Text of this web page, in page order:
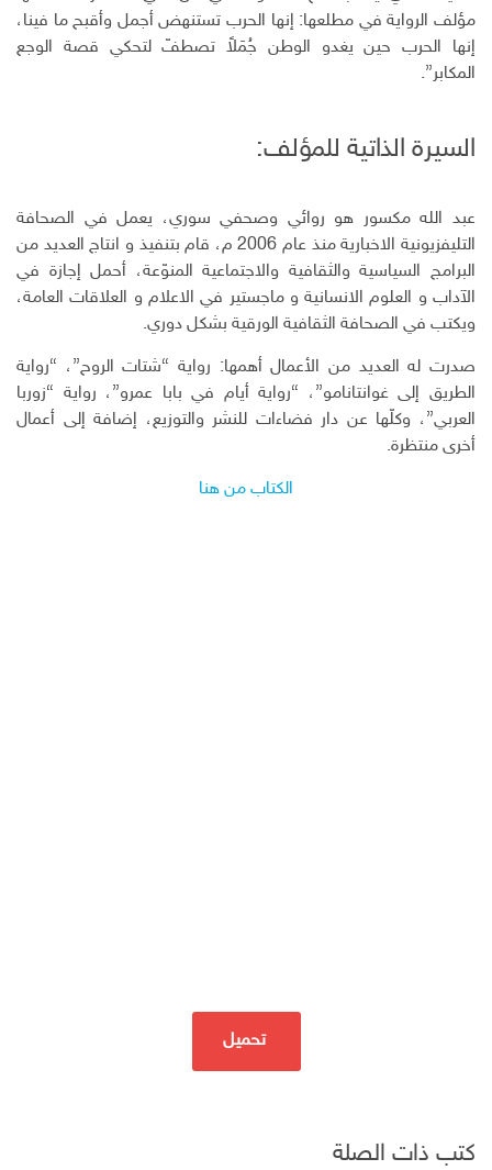
مؤلف الرواية في مطلعها: إنها الحرب تستنهض أجمل وأقبح ما فينا،
إنها الحرب حين يغدو الوطن جُمَلاً تصطفّ لتحكي قصة الوجع
المكابر”.
السيرة الذاتية للمؤلف:
عبد الله مكسور هو روائي وصحفي سوري، يعمل في الصحافة
التليفزيونية الاخبارية منذ عام 2006 م، قام بتنفيذ و انتاج العديد من
البرامج السياسية والثقافية والاجتماعية المنوّعة، أحمل إجازة في
الآداب و العلوم الانسانية و ماجستير في الاعلام و العلاقات العامة،
ويكتب في الصحافة الثقافية الورقية بشكل دوري.
صدرت له العديد من الأعمال أهمها: رواية “شتات الروح”، “رواية
الطريق إلى غوانتانامو”، “رواية أيام في بابا عمرو”، رواية “زوربا
العربي”، وكلّها عن دار فضاءات للنشر والتوزيع، إضافة إلى أعمال
أخرى منتظرة.
الكتاب من هنا
تحميل
كتب ذات الصلة